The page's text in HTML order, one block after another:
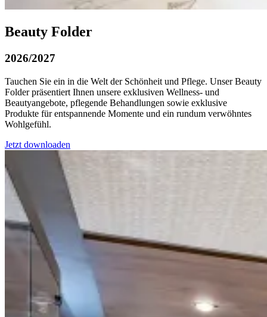
Beauty Folder
2026/2027
Tauchen Sie ein in die Welt der Schönheit und Pflege. Unser Beauty
Folder präsentiert Ihnen unsere exklusiven Wellness- und
Beautyangebote, pflegende Behandlungen sowie exklusive
Produkte für entspannende Momente und ein rundum verwöhntes
Wohlgefühl.
Jetzt downloaden